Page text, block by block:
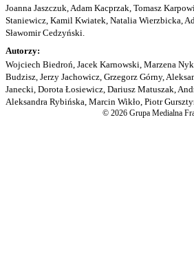
Joanna Jaszczuk, Adam Kacprzak, Tomasz
Staniewicz, Kamil Kwiatek, Natalia Wierzbicka,
Sławomir Cedzyński.
Autorzy:
Wojciech Biedroń, Jacek Karnowski, Marzena
Budzisz, Jerzy Jachowicz, Grzegorz Górny,
Janecki, Dorota Łosiewicz, Dariusz Matuszak,
Aleksandra Rybińska, Marcin Wikło, Piotr
© 2026 Grupa Medialna